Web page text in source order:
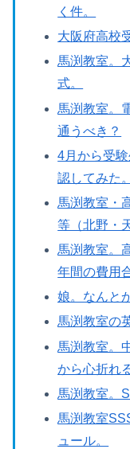
く件。
大阪府高校
馬渕教室。
式。
馬渕教室。
通うべき？
4月から受
認してみた。
馬渕教室・
等（北野・
馬渕教室。
年間の費用
娘。なんと
馬渕教室の
馬渕教室。
から心折れ
馬渕教室。
馬渕教室
ュール。